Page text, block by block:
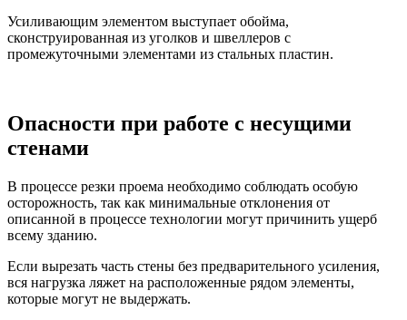
Усиливающим элементом выступает обойма,
сконструированная из уголков и швеллеров с
промежуточными элементами из стальных пластин.
Опасности при работе с несущими
стенами
В процессе резки проема необходимо соблюдать особую
осторожность, так как минимальные отклонения от
описанной в процессе технологии могут причинить ущерб
всему зданию.
Если вырезать часть стены без предварительного усиления,
вся нагрузка ляжет на расположенные рядом элементы,
которые могут не выдержать.